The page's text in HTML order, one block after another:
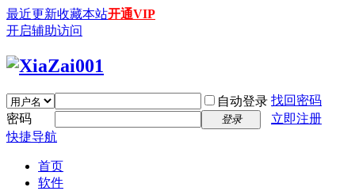
最近更新收藏本站开通VIP
开启辅助访问
自动登录 找回密码
密码
登录
立即注册
快捷导航
首页
软件